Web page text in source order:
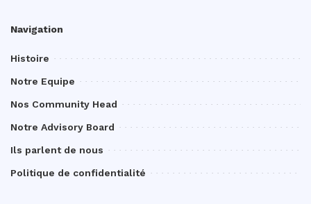
Navigation
Histoire
Notre Equipe
Nos Community Head
Notre Advisory Board
Ils parlent de nous
Politique de confidentialité